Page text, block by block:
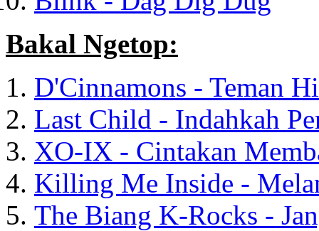
Bakal Ngetop:
D'Cinnamons - Teman
Last Child - Indahkah
XO-IX - Cintakan
Killing Me Inside -
The Biang K-Rocks -